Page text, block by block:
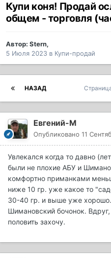
Купи коня! Продай
общем - торговля
Автор: Stern,
5 Июля 2023 в Купи-продай
НАЗАД
Евгений-М
Опубликовано 11
Увлекался когда то давно
были не плохие АБУ и
комфортно приманками
ниже 10 гр. уже какое то
30-40 гр. и выше уже
Шимановский бочонок.
половить захочу.